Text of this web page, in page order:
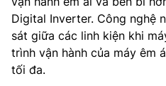
Digital Inverter. Công nghệ
sát giữa các linh kiện khi
trình vận hành của máy êm
tối đa.